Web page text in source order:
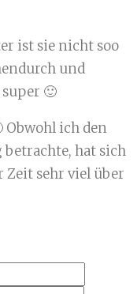
ist sie nicht soo
und
🙂
Obwohl ich den
betrachte, hat sich
Zeit sehr viel über